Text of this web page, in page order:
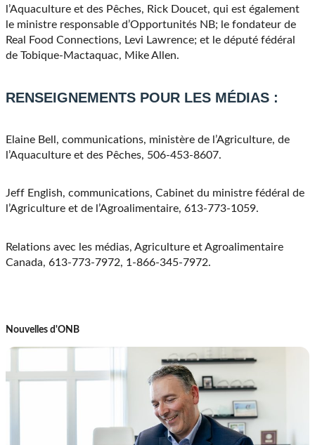
l’Aquaculture et des Pêches, Rick Doucet, qui est également
le ministre responsable d’Opportunités NB; le fondateur de
Real Food Connections, Levi Lawrence; et le député fédéral
de Tobique-Mactaquac, Mike Allen.
RENSEIGNEMENTS POUR LES MÉDIAS :
Elaine Bell, communications, ministère de l’Agriculture, de
l’Aquaculture et des Pêches, 506-453-8607.
Jeff English, communications, Cabinet du ministre fédéral de
l’Agriculture et de l’Agroalimentaire, 613-773-1059.
Relations avec les médias, Agriculture et Agroalimentaire
Canada, 613-773-7972, 1-866-345-7972.
Nouvelles d'ONB